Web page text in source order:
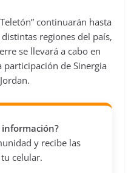
continuarán hasta
regiones del país,
se llevará a cabo en
participación de Sinergia
información?
y recibe las
celular.